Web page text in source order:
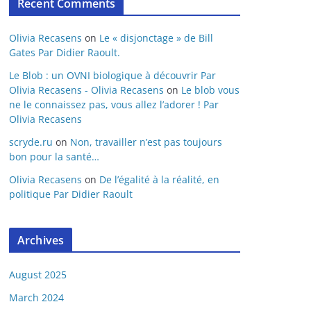
Recent Comments
Olivia Recasens on Le « disjonctage » de Bill
Gates Par Didier Raoult.
Le Blob : un OVNI biologique à découvrir Par
Olivia Recasens - Olivia Recasens on Le blob vous
ne le connaissez pas, vous allez l’adorer ! Par
Olivia Recasens
scryde.ru on Non, travailler n’est pas toujours
bon pour la santé…
Olivia Recasens on De l’égalité à la réalité, en
politique Par Didier Raoult
Archives
August 2025
March 2024